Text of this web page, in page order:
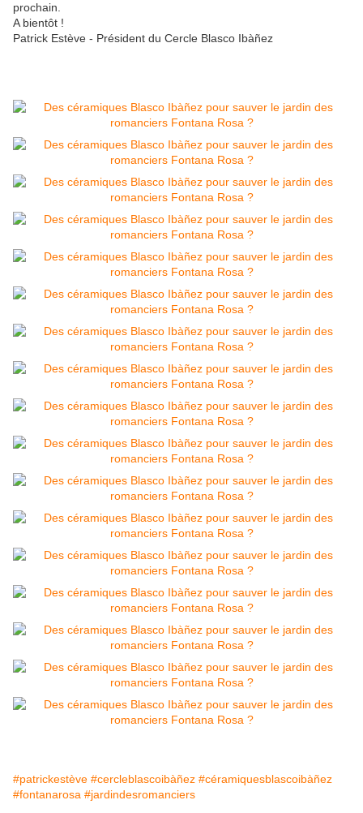
prochain.
A bientôt !
Patrick Estève - Président du Cercle Blasco Ibàñez
#patrickestève #cercleblascoibàñez #céramiquesblascoibàñez
#fontanarosa #jardindesromanciers